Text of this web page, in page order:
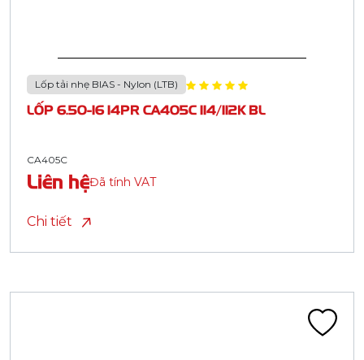
Lốp tải nhẹ BIAS - Nylon (LTB)
LỐP 6.50-16 14PR CA405C 114/112K BL
CA405C
Liên hệĐã tính VAT
Chi tiết